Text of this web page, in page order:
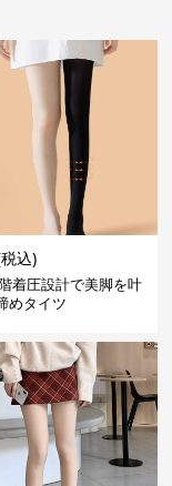
込)
着圧設計で美脚を叶
めタイツ